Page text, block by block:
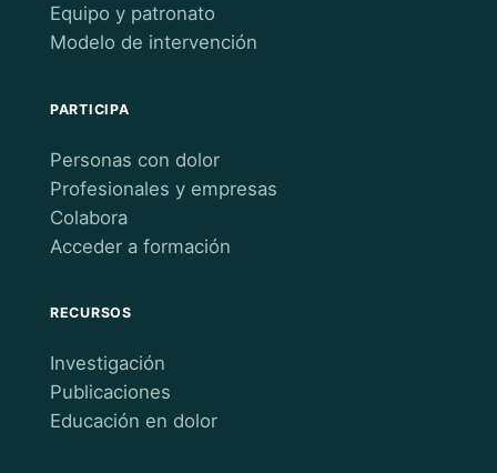
Equipo y patronato
Modelo de intervención
PARTICIPA
Personas con dolor
Profesionales y empresas
Colabora
Acceder a formación
RECURSOS
Investigación
Publicaciones
Educación en dolor